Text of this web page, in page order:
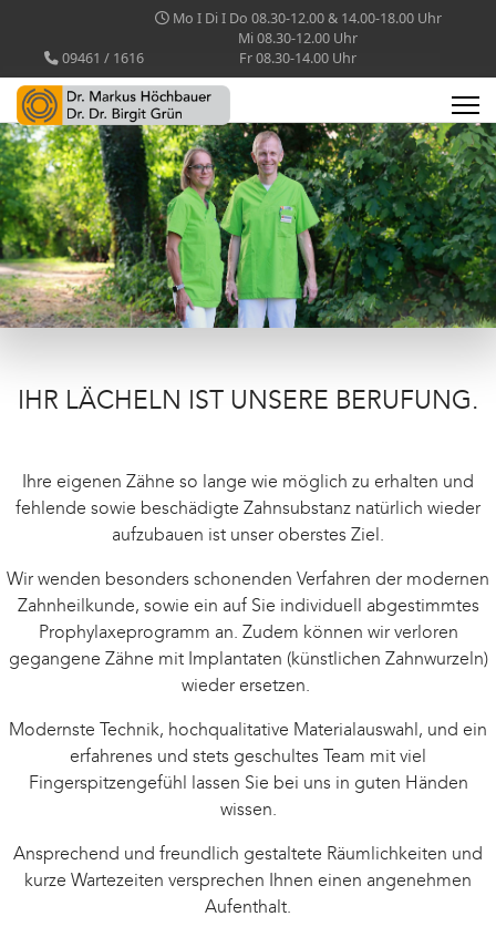
09461 / 1616
Mo I Di I Do 08.30-12.00 & 14.00-18.00 Uhr
Mi 08.30-12.00 Uhr
Fr 08.30-14.00 Uhr
IHR LÄCHELN IST UNSERE BERUFUNG.
Ihre eigenen Zähne so lange wie möglich zu erhalten und
fehlende sowie beschädigte Zahnsubstanz natürlich wieder
aufzubauen ist unser oberstes Ziel.
Wir wenden besonders schonenden Verfahren der modernen
Zahnheilkunde, sowie ein auf Sie individuell abgestimmtes
Prophylaxeprogramm an. Zudem können wir verloren
gegangene Zähne mit Implantaten (künstlichen Zahnwurzeln)
wieder ersetzen.
Modernste Technik, hochqualitative Materialauswahl, und ein
erfahrenes und stets geschultes Team mit viel
Fingerspitzengefühl lassen Sie bei uns in guten Händen
wissen.
Ansprechend und freundlich gestaltete Räumlichkeiten und
kurze Wartezeiten versprechen Ihnen einen angenehmen
Aufenthalt.